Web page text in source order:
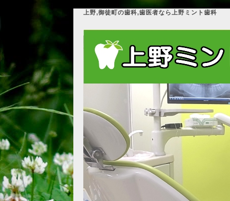
上野,御徒町の歯科,歯医者なら上野ミント歯科